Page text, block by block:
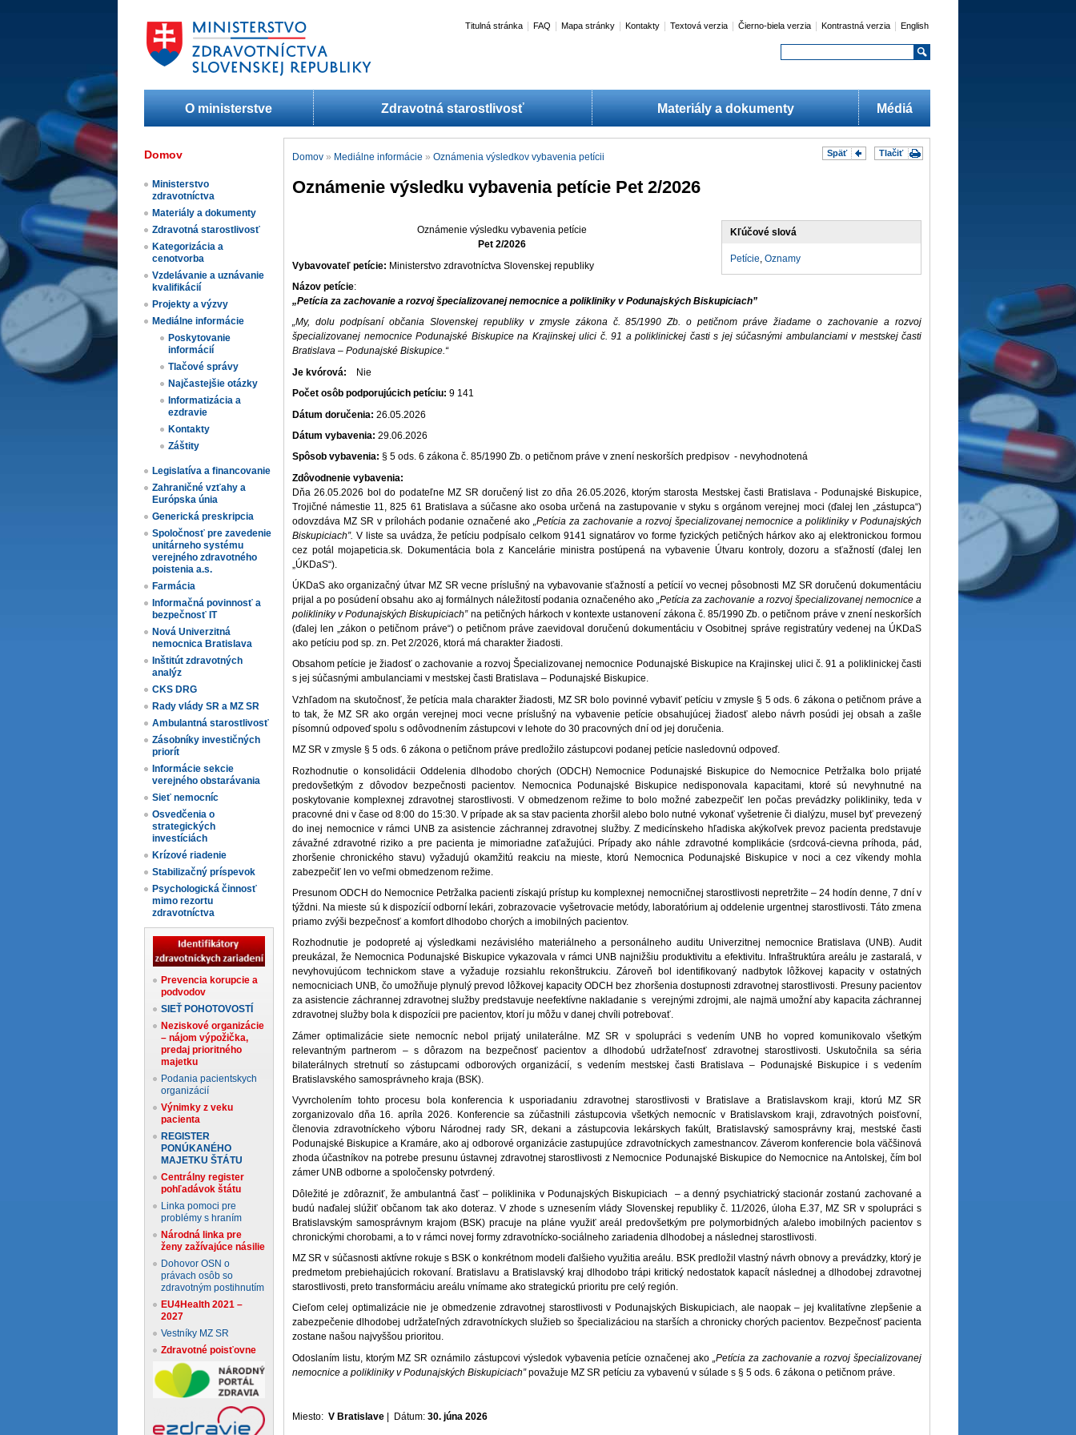
Titulná stránka FAQ Mapa stránky Kontakty Textová verzia Čierno-biela verzia Kontrastná verzia English
O ministerstve Zdravotná starostlivosť Materiály a dokumenty Médiá
Domov
Ministerstvo
zdravotníctva
Materiály a dokumenty
Zdravotná starostlivosť
Kategorizácia a
cenotvorba
Vzdelávanie a uznávanie
kvalifikácií
Projekty a výzvy
Mediálne informácie
Poskytovanie
informácií
Tlačové správy
Najčastejšie otázky
Informatizácia a
ezdravie
Kontakty
Záštity
Legislatíva a financovanie
Zahraničné vzťahy a
Európska únia
Generická preskripcia
Spoločnosť pre zavedenie
unitárneho systému
verejného zdravotného
poistenia a.s.
Farmácia
Informačná povinnosť a
bezpečnosť IT
Nová Univerzitná
nemocnica Bratislava
Inštitút zdravotných
analýz
CKS DRG
Rady vlády SR a MZ SR
Ambulantná starostlivosť
Zásobníky investičných
priorít
Informácie sekcie
verejného obstarávania
Sieť nemocníc
Osvedčenia o
strategických
investíciách
Krízové riadenie
Stabilizačný príspevok
Psychologická činnosť
mimo rezortu
zdravotníctva
Prevencia korupcie a
podvodov
SIEŤ POHOTOVOSTÍ
Neziskové organizácie
– nájom výpožička,
predaj prioritného
majetku
Podania pacientskych
organizácií
Výnimky z veku
pacienta
REGISTER
PONÚKANÉHO
MAJETKU ŠTÁTU
Centrálny register
pohľadávok štátu
Linka pomoci pre
problémy s hraním
Národná linka pre
ženy zažívajúce násilie
Dohovor OSN o
právach osôb so
zdravotným postihnutím
EU4Health 2021 –
2027
Vestníky MZ SR
Zdravotné poisťovne
Tlačiť
Späť
Domov » Mediálne informácie » Oznámenia výsledkov vybavenia petícii
Oznámenie výsledku vybavenia petície Pet 2/2026
Kľúčové slová
Petície Oznamy
Oznámenie výsledku vybavenia petície
Pet 2/2026
Vybavovateľ petície: Ministerstvo zdravotníctva Slovenskej republiky
Názov petície:
„Petícia za zachovanie a rozvoj špecializovanej nemocnice a polikliniky v Podunajských Biskupiciach”
„My, dolu podpísaní občania Slovenskej republiky v zmysle zákona č. 85/1990 Zb. o petičnom práve žiadame o zachovanie a rozvoj
špecializovanej nemocnice Podunajské Biskupice na Krajinskej ulici č. 91 a poliklinickej časti s jej súčasnými ambulanciami v mestskej časti
Bratislava – Podunajské Biskupice.“
Je kvórová: Nie
Počet osôb podporujúcich petíciu: 9 141
Dátum doručenia: 26.05.2026
Dátum vybavenia: 29.06.2026
Spôsob vybavenia: § 5 ods. 6 zákona č. 85/1990 Zb. o petičnom práve v znení neskorších predpisov - nevyhodnotená
Zdôvodnenie vybavenia:
Dňa 26.05.2026 bol do podateľne MZ SR doručený list zo dňa 26.05.2026, ktorým starosta Mestskej časti Bratislava - Podunajské Biskupice,
Trojičné námestie 11, 825 61 Bratislava a súčasne ako osoba určená na zastupovanie v styku s orgánom verejnej moci (ďalej len „zástupca“)
odovzdáva MZ SR v prílohách podanie označené ako „Petícia za zachovanie a rozvoj špecializovanej nemocnice a polikliniky v Podunajských
Biskupiciach”. V liste sa uvádza, že petíciu podpísalo celkom 9141 signatárov vo forme fyzických petičných hárkov ako aj elektronickou formou
cez potál mojapeticia.sk. Dokumentácia bola z Kancelárie ministra postúpená na vybavenie Útvaru kontroly, dozoru a sťažností (ďalej len
„ÚKDaS“).
ÚKDaS ako organizačný útvar MZ SR vecne príslušný na vybavovanie sťažností a petícií vo vecnej pôsobnosti MZ SR doručenú dokumentáciu
prijal a po posúdení obsahu ako aj formálnych náležitostí podania označeného ako„Petícia za zachovanie a rozvoj špecializovanej nemocnice a
polikliniky v Podunajských Biskupiciach”na petičných hárkoch v kontexte ustanovení zákona č. 85/1990 Zb. o petičnom práve v znení neskorších
(ďalej len „zákon o petičnom práve“) o petičnom práve zaevidoval doručenú dokumentáciu v Osobitnej správe registratúry vedenej na ÚKDaS
ako petíciu pod sp. zn. Pet 2/2026, ktorá má charakter žiadosti.
Obsahom petície je žiadosť o zachovanie a rozvoj Špecializovanej nemocnice Podunajské Biskupice na Krajinskej ulici č. 91 a poliklinickej časti
s jej súčasnými ambulanciami v mestskej časti Bratislava – Podunajské Biskupice.
Vzhľadom na skutočnosť, že petícia mala charakter žiadosti, MZ SR bolo povinné vybaviť petíciu v zmysle § 5 ods. 6 zákona o petičnom práve a
to tak, že MZ SR ako orgán verejnej moci vecne príslušný na vybavenie petície obsahujúcej žiadosť alebo návrh posúdi jej obsah a zašle
písomnú odpoveď spolu s odôvodnením zástupcovi v lehote do 30 pracovných dní od jej doručenia.
MZ SR v zmysle § 5 ods. 6 zákona o petičnom práve predložilo zástupcovi podanej petície nasledovnú odpoveď.
Rozhodnutie o konsolidácii Oddelenia dlhodobo chorých (ODCH) Nemocnice Podunajské Biskupice do Nemocnice Petržalka bolo prijaté
predovšetkým z dôvodov bezpečnosti pacientov. Nemocnica Podunajské Biskupice nedisponovala kapacitami, ktoré sú nevyhnutné na
poskytovanie komplexnej zdravotnej starostlivosti. V obmedzenom režime to bolo možné zabezpečiť len počas prevádzky polikliniky, teda v
pracovné dni v čase od 8:00 do 15:30. V prípade ak sa stav pacienta zhoršil alebo bolo nutné vykonať vyšetrenie či dialýzu, musel byť prevezený
do inej nemocnice v rámci UNB za asistencie záchrannej zdravotnej služby. Z medicínskeho hľadiska akýkoľvek prevoz pacienta predstavuje
závažné zdravotné riziko a pre pacienta je mimoriadne zaťažujúci. Prípady ako náhle zdravotné komplikácie (srdcová-cievna príhoda, pád,
zhoršenie chronického stavu) vyžadujú okamžitú reakciu na mieste, ktorú Nemocnica Podunajské Biskupice v noci a cez víkendy mohla
zabezpečiť len vo veľmi obmedzenom režime.
Presunom ODCH do Nemocnice Petržalka pacienti získajú prístup ku komplexnej nemocničnej starostlivosti nepretržite – 24 hodín denne, 7 dní v
týždni. Na mieste sú k dispozícií odborní lekári, zobrazovacie vyšetrovacie metódy, laboratórium aj oddelenie urgentnej starostlivosti. Táto zmena
priamo zvýši bezpečnosť a komfort dlhodobo chorých a imobilných pacientov.
Rozhodnutie je podopreté aj výsledkami nezávislého materiálneho a personálneho auditu Univerzitnej nemocnice Bratislava (UNB). Audit
preukázal, že Nemocnica Podunajské Biskupice vykazovala v rámci UNB najnižšiu produktivitu a efektivitu. Infraštruktúra areálu je zastaralá, v
nevyhovujúcom technickom stave a vyžaduje rozsiahlu rekonštrukciu. Zároveň bol identifikovaný nadbytok lôžkovej kapacity v ostatných
nemocniciach UNB, čo umožňuje plynulý prevod lôžkovej kapacity ODCH bez zhoršenia dostupnosti zdravotnej starostlivosti. Presuny pacientov
za asistencie záchrannej zdravotnej služby predstavuje neefektívne nakladanie s verejnými zdrojmi, ale najmä umožní aby kapacita záchrannej
zdravotnej služby bola k dispozícii pre pacientov, ktorí ju môžu v danej chvíli potrebovať.
Zámer optimalizácie siete nemocníc nebol prijatý unilaterálne. MZ SR v spolupráci s vedením UNB ho vopred komunikovalo všetkým
relevantným partnerom – s dôrazom na bezpečnosť pacientov a dlhodobú udržateľnosť zdravotnej starostlivosti. Uskutočnila sa séria
bilaterálnych stretnutí so zástupcami odborových organizácií, s vedením mestskej časti Bratislava – Podunajské Biskupice i s vedením
Bratislavského samosprávneho kraja (BSK).
Vyvrcholením tohto procesu bola konferencia k usporiadaniu zdravotnej starostlivosti v Bratislave a Bratislavskom kraji, ktorú MZ SR
zorganizovalo dňa 16. apríla 2026. Konferencie sa zúčastnili zástupcovia všetkých nemocníc v Bratislavskom kraji, zdravotných poisťovní,
členovia zdravotníckeho výboru Národnej rady SR, dekani a zástupcovia lekárskych fakúlt, Bratislavský samosprávny kraj, mestské časti
Podunajské Biskupice a Kramáre, ako aj odborové organizácie zastupujúce zdravotníckych zamestnancov. Záverom konferencie bola väčšinová
zhoda účastníkov na potrebe presunu ústavnej zdravotnej starostlivosti z Nemocnice Podunajské Biskupice do Nemocnice na Antolskej, čím bol
zámer UNB odborne a spoločensky potvrdený.
Dôležité je zdôrazniť, že ambulantná časť – poliklinika v Podunajských Biskupiciach – a denný psychiatrický stacionár zostanú zachované a
budú naďalej slúžiť občanom tak ako doteraz. V zhode s uznesením vlády Slovenskej republiky č. 11/2026, úloha E.37, MZ SR v spolupráci s
Bratislavským samosprávnym krajom (BSK) pracuje na pláne využiť areál predovšetkým pre polymorbidných a/alebo imobilných pacientov s
chronickými chorobami, a to v rámci novej formy zdravotnícko-sociálneho zariadenia dlhodobej a následnej starostlivosti.
MZ SR v súčasnosti aktívne rokuje s BSK o konkrétnom modeli ďalšieho využitia areálu. BSK predložil vlastný návrh obnovy a prevádzky, ktorý je
predmetom prebiehajúcich rokovaní. Bratislavu a Bratislavský kraj dlhodobo trápi kritický nedostatok kapacít následnej a dlhodobej zdravotnej
starostlivosti, preto transformáciu areálu vnímame ako strategickú prioritu pre celý región.
Cieľom celej optimalizácie nie je obmedzenie zdravotnej starostlivosti v Podunajských Biskupiciach, ale naopak – jej kvalitatívne zlepšenie a
zabezpečenie dlhodobej udržateľných zdravotníckych služieb so špecializáciou na starších a chronicky chorých pacientov. Bezpečnosť pacienta
zostane našou najvyššou prioritou.
Odoslaním listu, ktorým MZ SR oznámilo zástupcovi výsledok vybavenia petície označenej ako „Petícia za zachovanie a rozvoj špecializovanej
nemocnice a polikliniky v Podunajských Biskupiciach”považuje MZ SR petíciu za vybavenú v súlade s § 5 ods. 6 zákona o petičnom práve.
Miesto: V Bratislave | Dátum: 30. júna 2026